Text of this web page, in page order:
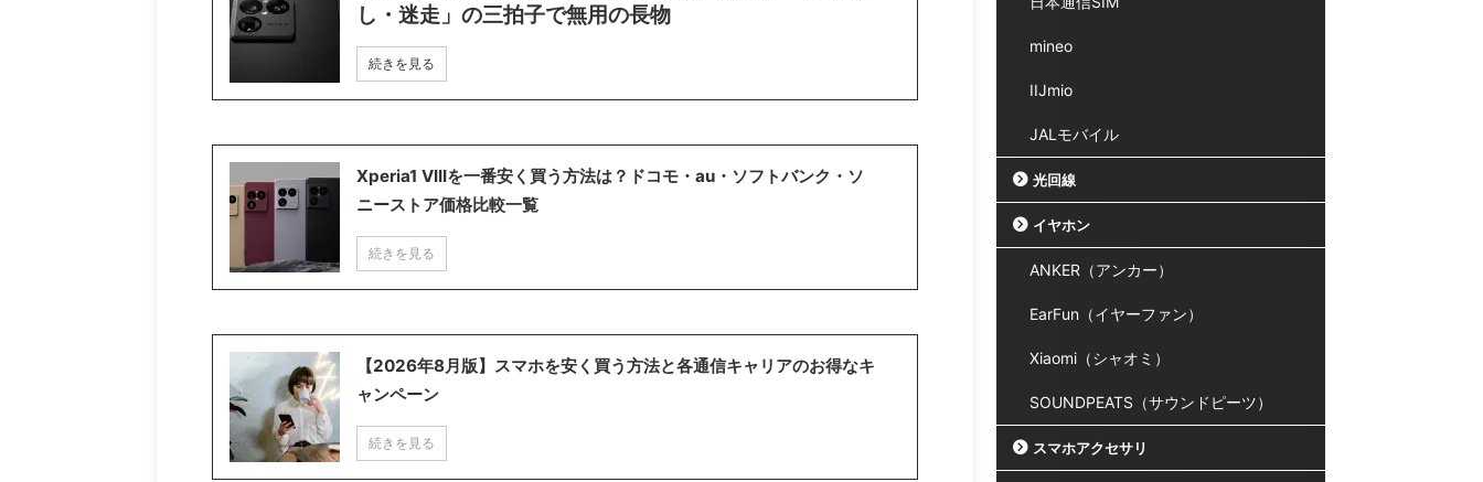
し・迷走」の三拍子で無用の長物
続きを見る
Xperia1 VIIIを一番安く買う方法は？ドコモ・au・ソフトバンク・ソ
ニーストア価格比較一覧
続きを見る
【2026年8月版】スマホを安く買う方法と各通信キャリアのお得なキ
ャンペーン
続きを見る
mineo
IIJmio
JALモバイル
光回線
イヤホン
ANKER（アンカー）
EarFun（イヤーファン）
Xiaomi（シャオミ）
SOUNDPEATS（サウンドピーツ）
スマホアクセサリ